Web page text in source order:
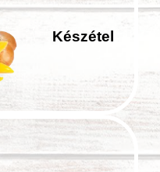
Készétel